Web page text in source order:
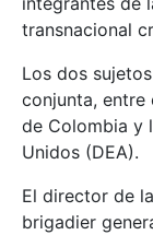
transnacional
Los dos
conjunta, entre
de Colombia y
Unidos (DEA).
El director de
brigadier